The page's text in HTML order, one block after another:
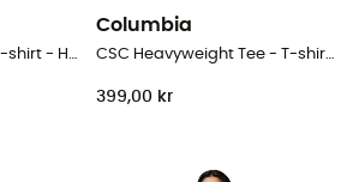
DriVenture SS Tee - T-shirt - Herr
Columbia
CSC Heavyweight Tee - T-shirt - Herr
399,00 kr